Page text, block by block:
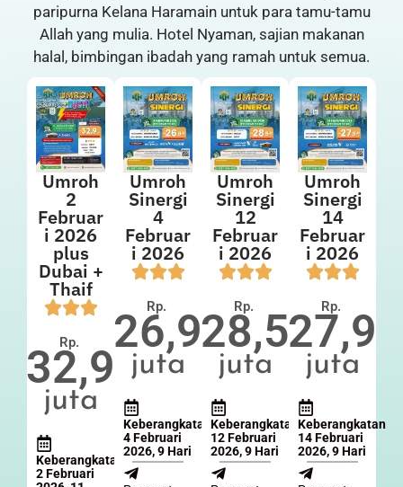
paripurna Kelana Haramain untuk para tamu-tamu
Allah yang mulia. Hotel Nyaman, sajian makanan
halal, bimbingan ibadah yang ramah untuk semua.
Umroh
2
Februar
i 2026
plus
Dubai +
Thaif
Rp.
32,9
juta
Keberangkatan
2 Februari
Umroh
Sinergi
4
Februar
i 2026
Rp.
26,9
juta
Keberangkatan
4 Februari
2026, 9 Hari
Umroh
Sinergi
12
Februar
i 2026
Rp.
28,5
juta
Keberangkatan
12 Februari
2026, 9 Hari
Umroh
Sinergi
14
Februar
i 2026
Rp.
27,9
juta
Keberangkatan
14 Februari
2026, 9 Hari